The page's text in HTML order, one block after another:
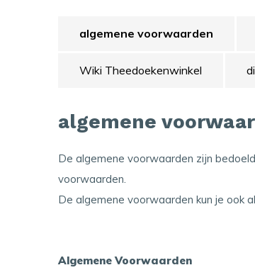
algemene voorwaarden
Wiki Theedoekenwinkel
algemene
De algemene voorwaarden zijn
voorwaarden.
De algemene voorwaarden kun je ook
Algemene Voorwaarden